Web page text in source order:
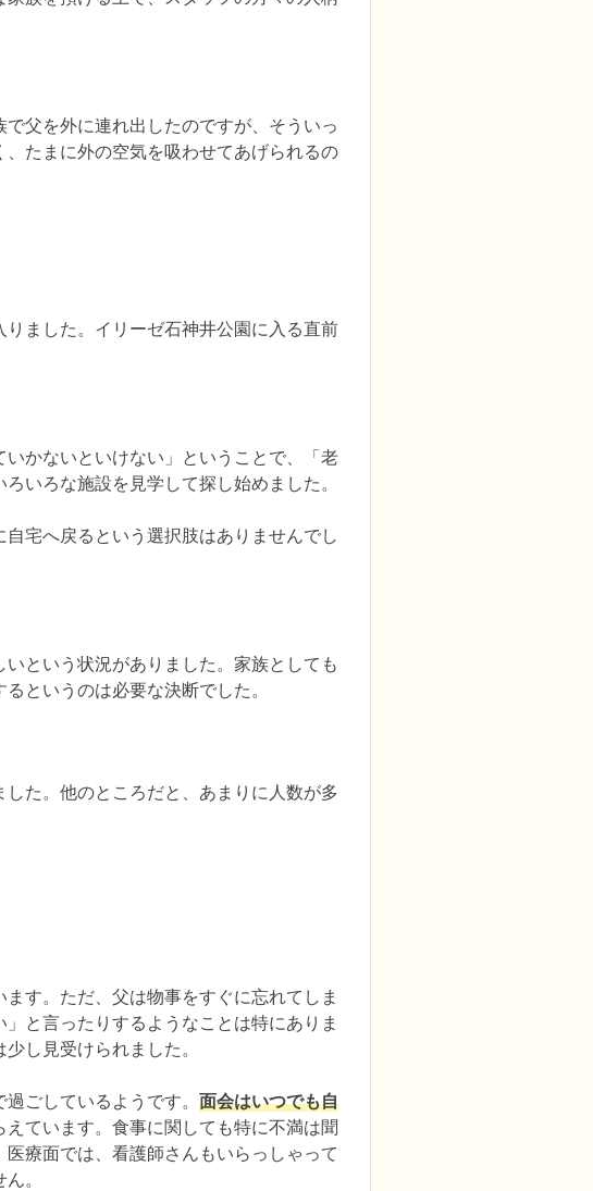
父を外に連れ出したのですが、そういっ
たまに外の空気を吸わせてあげられるの
ました。イリーゼ石神井公園に入る直前
かないといけない」ということで、「老
いろな施設を見学して探し始めました。
自宅へ戻るという選択肢はありませんでし
という状況がありました。家族としても
というのは必要な決断でした。
た。他のところだと、あまりに人数が多
す。ただ、父は物事をすぐに忘れてしま
と言ったりするようなことは特にありま
し見受けられました。
ごしているようです。 面会はいつでも自
ています。食事に関しても特に不満は聞
療面では、看護師さんもいらっしゃって
。